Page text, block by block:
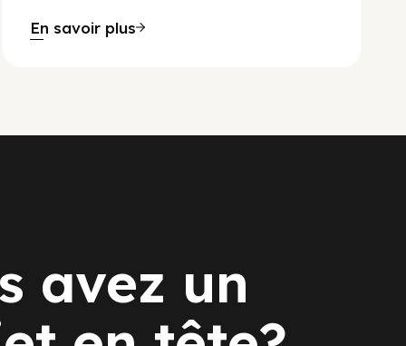
En savoir plus
avez un